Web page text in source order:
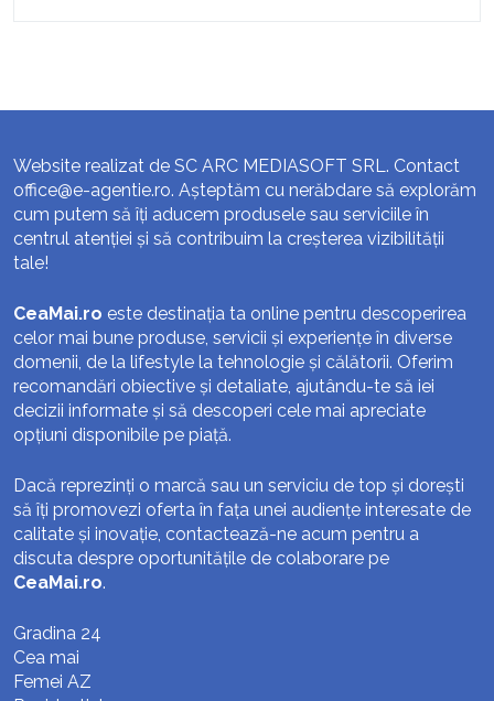
Website realizat de SC ARC MEDIASOFT SRL. Contact
office@e-agentie.ro. Așteptăm cu nerăbdare să explorăm
cum putem să îți aducem produsele sau serviciile în
centrul atenției și să contribuim la creșterea vizibilității
tale!
CeaMai.ro este destinația ta online pentru descoperirea
celor mai bune produse, servicii și experiențe în diverse
domenii, de la lifestyle la tehnologie și călătorii. Oferim
recomandări obiective și detaliate, ajutându-te să iei
decizii informate și să descoperi cele mai apreciate
opțiuni disponibile pe piață.
Dacă reprezinți o marcă sau un serviciu de top și dorești
să îți promovezi oferta în fața unei audiențe interesate de
calitate și inovație, contactează-ne acum pentru a
discuta despre oportunitățile de colaborare pe
CeaMai.ro.
Gradina 24
Cea mai
Femei AZ